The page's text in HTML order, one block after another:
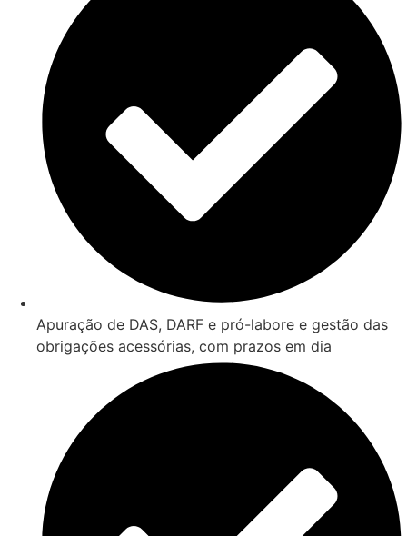
Apuração de DAS, DARF e pró-labore e gestão das
obrigações acessórias, com prazos em dia